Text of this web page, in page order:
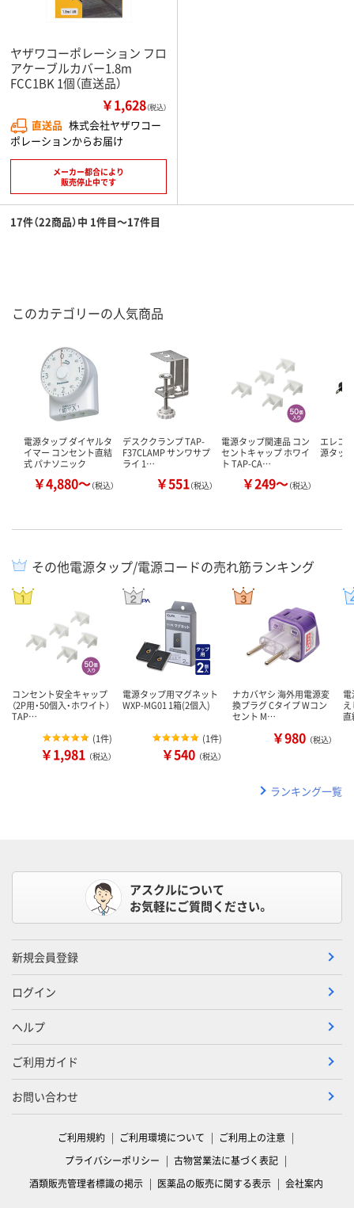
ヤザワコーポレーション フロ
アケーブルカバー1.8m
FCC1BK 1個（直送品）
￥1,628（税込）
直送品 株式会社ヤザワコー
ポレーションからお届け
メーカー都合により
販売停止中です
17件（22商品）中 1件目～17件目
このカテゴリーの人気商品
電源タップ ダイヤルタ
イマー コンセント直結
式 パナソニック
￥4,880～（税込）
デスククランプ TAP-
F37CLAMP サンワサプ
ライ 1…
￥551（税込）
電源タップ関連品 コン
セントキャップ ホワイ
ト TAP-CA…
￥249～（税込）
エレコ
源タッ
その他電源タップ/電源コードの売れ筋ランキング
コンセント安全キャップ
（2P用・50個入・ホワイト）
TAP…
(1件)
￥1,981 （税込）
電源タップ用マグネット
WXP-MG01 1箱(2個入)
(1件)
￥540 （税込）
ナカバヤシ 海外用電源変
換プラグ Cタイプ Wコン
セント M…
￥980 （税込）
電
ランキング一覧
アスクルについて
お気軽にご質問ください。
新規会員登録
ログイン
ヘルプ
ご利用ガイド
お問い合わせ
ご利用規約 ご利用環境について
ご利用上の注意
プライバシーポリシー
古物営業法に基づく表記
酒類販売管理者標識の掲示
医薬品の販売に関する表示 会社案内